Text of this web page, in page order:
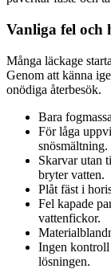
Vanliga fel och
Många läckage
Genom att känna
onödiga återbesök.
Bara
För låga
snösmältning.
Skarvar utan
bryter vatten.
Plåt fäst i
Fel kapade
vattenfickor.
Ingen kontroll
lösningen.